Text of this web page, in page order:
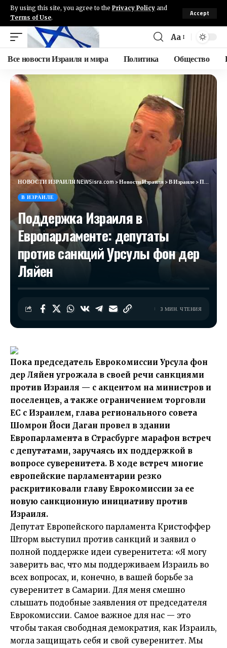
By using this site, you agree to the Privacy Policy and
Terms of Use.
Accept
Aa
Все новости Израиля и мира Политика Общество
НОВОСТИ ИЗРАИЛЯ NEWSisra.com >Новости Израиля>В Израиле>Поддержка Израиля в Европарламенте: депутаты против санкций Урсулы фон дер Ляйен
В ИЗРАИЛЕ
Поддержка Израиля в
Европарламенте: депутаты
против санкций Урсулы фон дер
Ляйен
3 МИН. ЧТЕНИЯ
Пока председатель Еврокомиссии Урсула фон
дер Ляйен угрожала в своей речи санкциями
против Израиля — с акцентом на министров и
поселенцев, а также ограничением торговли
ЕС с Израилем, глава регионального совета
Шомрон Йоси Даган провел в здании
Европарламента в Страсбурге марафон встреч
с депутатами, заручаясь их поддержкой в
вопросе суверенитета. В ходе встреч многие
европейские парламентарии резко
раскритиковали главу Еврокомиссии за ее
новую санкционную инициативу против
Израиля.
Депутат Европейского парламента Кристоффер
Шторм выступил против санкций и заявил о
полной поддержке идеи суверенитета: «Я могу
заверить вас, что мы поддерживаем Израиль во
всех вопросах, и, конечно, в вашей борьбе за
суверенитет в Самарии. Для меня смешно
слышать подобные заявления от председателя
Еврокомиссии. Самое важное для нас — это
чтобы такая свободная демократия, как Израиль,
могла защищать себя и свой суверенитет. Мы